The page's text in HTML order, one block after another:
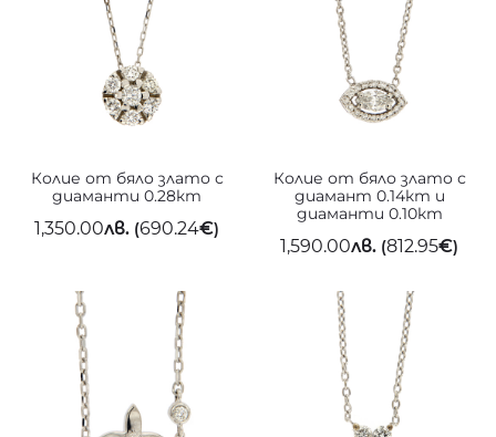
Колие от бяло злато с
диаманти 0.28кт
1,350.00лв. (690.24€)
Колие от бяло злато с
диамант 0.14кт и
диаманти 0.10кт
1,590.00лв. (812.95€)